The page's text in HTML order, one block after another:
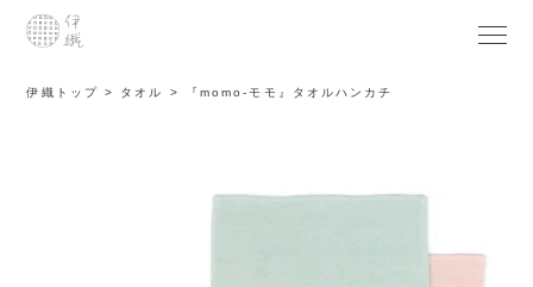
伊織トップ タオル 『momo-モモ』タオルハンカチ